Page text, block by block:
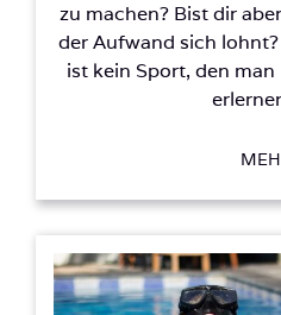
zu machen? Bist dir
der Aufwand sich
ist kein Sport, den